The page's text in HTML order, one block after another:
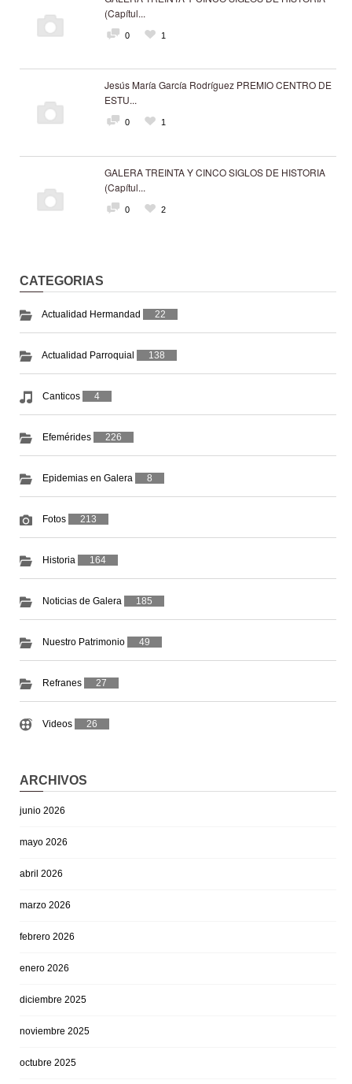
(Capítul...
0 1
Jesús María García Rodríguez PREMIO CENTRO DE
ESTU...
0 1
GALERA TREINTA Y CINCO SIGLOS DE HISTORIA
(Capítul...
0 2
CATEGORIAS
Actualidad Hermandad 22
Actualidad Parroquial 138
Canticos 4
Efemérides 226
Epidemias en Galera 8
Fotos 213
Historia 164
Noticias de Galera 185
Nuestro Patrimonio 49
Refranes 27
Videos 26
ARCHIVOS
junio 2026
mayo 2026
abril 2026
marzo 2026
febrero 2026
enero 2026
diciembre 2025
noviembre 2025
octubre 2025